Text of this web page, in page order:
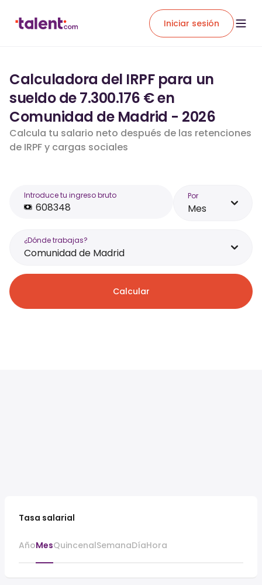
Iniciar sesión
Calculadora del IRPF para un
sueldo de 7.300.176 € en
Comunidad de Madrid - 2026
Calcula tu salario neto después de las retenciones
de IRPF y cargas sociales
Introduce tu ingreso bruto Por
Mes
¿Dónde trabajas?
Comunidad de Madrid
Calcular
Tasa salarial
AñoMesQuincenalSemanaDíaHora